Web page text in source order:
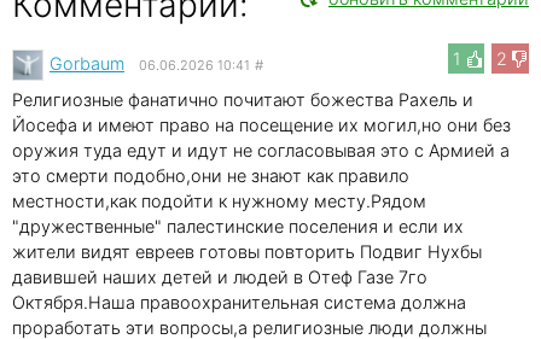
1 2
Gorbaum 06.06.2026 10:41 #
Религиозные фанатично почитают божества Рахель и
Йосефа и имеют право на посещение их могил,но они без
оружия туда едут и идут не согласовывая это с Армией а
это смерти подобно,они не знают как правило
местности,как подойти к нужному месту.Рядом
"дружественные" палестинские поселения и если их
жители видят евреев готовы повторить Подвиг Нухбы
давившей наших детей и людей в Отеф Газе 7го
Октября.Наша правоохранительная система должна
проработать эти вопросы,а религиозные люди должны